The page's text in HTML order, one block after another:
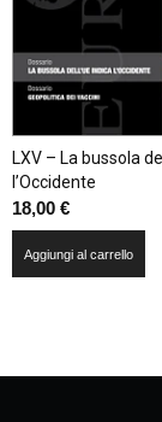
LXV – La bussola
l’Occidente
18,00 €
Aggiungi al carrello